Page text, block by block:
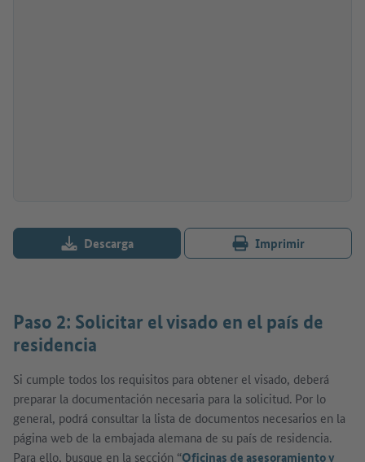
Descarga Imprimir
Paso 2: Solicitar el visado en el país de
residencia
Si cumple todos los requisitos para obtener el visado, deberá
preparar la documentación necesaria para la solicitud. Por lo
general, podrá consultar la lista de documentos necesarios en la
página web de la embajada alemana de su país de residencia.
Para ello, busque en la sección “Oficinas de asesoramiento y